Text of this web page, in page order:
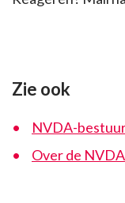
Zie ook
NVDA-
Over de NVDA